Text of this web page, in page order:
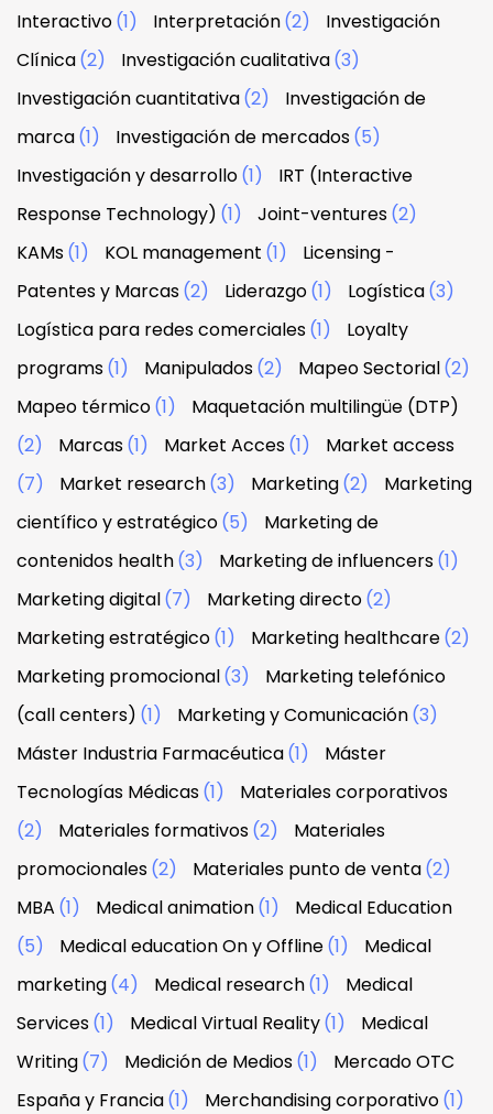
Interactivo(1) Interpretación(2)
Investigación
Clínica(2) Investigación cualitativa(3)
Investigación cuantitativa(2)
Investigación de
marca(1) Investigación de mercados(5)
Investigación y desarrollo(1)
IRT (Interactive
Response Technology) (1) Joint-ventures(2)
KAMs(1) KOL management (1)
Licensing -
Patentes y Marcas(2) Liderazgo(1) Logística(3)
Logística para redes comerciales(1)
Loyalty
programs(1) Manipulados(2) Mapeo Sectorial(2)
Mapeo térmico(1)
Maquetación multilingüe (DTP)
(2)
Marcas(1) Market Acces(1)
Market access
(7)
Market research(3) Marketing(2)
Marketing
científico y estratégico(5)
Marketing de
contenidos health(3) Marketing de influencers(1)
Marketing digital(7) Marketing directo(2)
Marketing estratégico(1) Marketing healthcare(2)
Marketing promocional(3)
Marketing telefónico
(call centers) (1) Marketing y Comunicación(3)
Máster Industria Farmacéutica(1)
Máster
Tecnologías Médicas(1)
Materiales corporativos
(2)
Materiales formativos(2)
Materiales
promocionales(2) Materiales punto de venta(2)
MBA (1) Medical animation(1)
Medical Education
(5)
Medical education On y Offline(1)
Medical
marketing(4) Medical research(1)
Medical
Services(1) Medical Virtual Reality(1)
Medical
Writing(7) Medición de Medios(1)
Mercado OTC
España y Francia(1) Merchandising corporativo(1)